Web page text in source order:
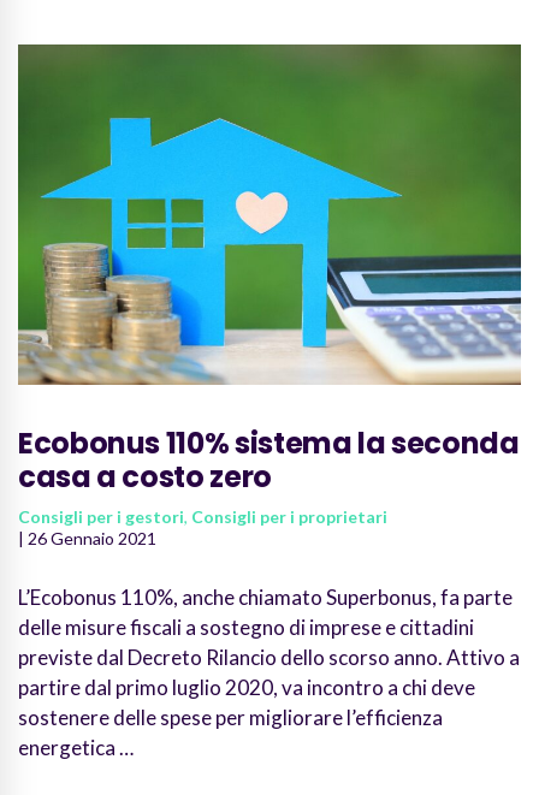
Ecobonus 110% sistema la seconda
casa a costo zero
Consigli per i gestori, Consigli per i proprietari
| 26 Gennaio 2021
L’Ecobonus 110%, anche chiamato Superbonus, fa parte
delle misure fiscali a sostegno di imprese e cittadini
previste dal Decreto Rilancio dello scorso anno. Attivo a
partire dal primo luglio 2020, va incontro a chi deve
sostenere delle spese per migliorare l’efficienza
energetica …